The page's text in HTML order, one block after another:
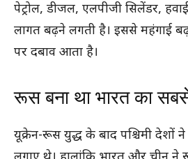
पेट्रोल, डीजल, एलपीजी सिलेंडर, हवाई
लागत बढ़ने लगती है। इससे महंगाई
पर दबाव आता है।
रूस बना था भारत का
यूक्रेन-रूस युद्ध के बाद पश्चिमी देशों